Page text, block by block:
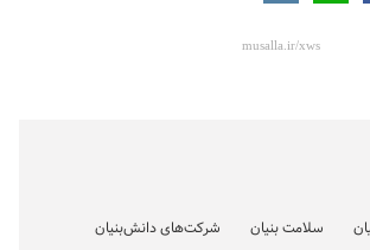
سلامت بنیان
شرکت‌های دانش‌بنیان